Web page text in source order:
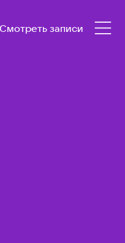
Смотреть записи